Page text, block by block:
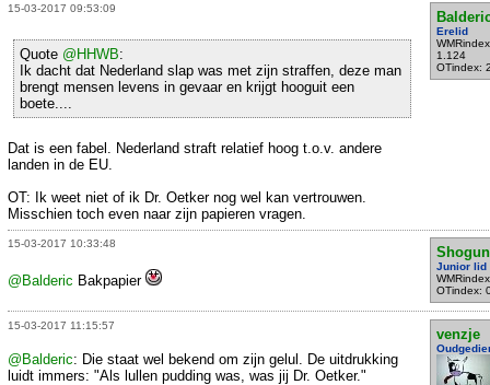
15-03-2017 09:53:09
Erelid
1.124
OTindex:
Quote @HHWB:
Ik dacht dat Nederland slap was met zijn straffen, deze man
brengt mensen levens in gevaar en krijgt hooguit een
boete....
Dat is een fabel. Nederland straft relatief hoog t.o.v. andere
landen in de EU.
OT: Ik weet niet of ik Dr. Oetker nog wel kan vertrouwen.
Misschien toch even naar zijn papieren vragen.
15-03-2017 10:33:48
Shogun
Junior lid
OTindex:
@Balderic Bakpapier
15-03-2017 11:15:57
venzje
@Balderic: Die staat wel bekend om zijn gelul. De uitdrukking
luidt immers: "Als lullen pudding was, was jij Dr. Oetker."